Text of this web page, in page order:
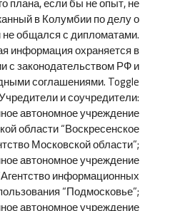
в Колумбии по делу о
не общался с дипломатами.
информация охраняется в
с законодательством РФ и
соглашениями. Toggle
и соучредители:
автономное учреждение
области “Воскресенское
Московской области”;
автономное учреждение
информационных
“Подмосковье”;